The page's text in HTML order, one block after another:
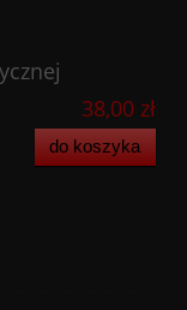
38,00 zł
do koszyka